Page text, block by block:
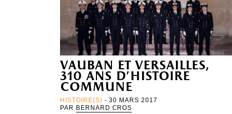
vauban et versailles,
310 ans d’histoire
commune
HISTOIRE(S) - 30 MARS 2017
PAR BERNARD CROS